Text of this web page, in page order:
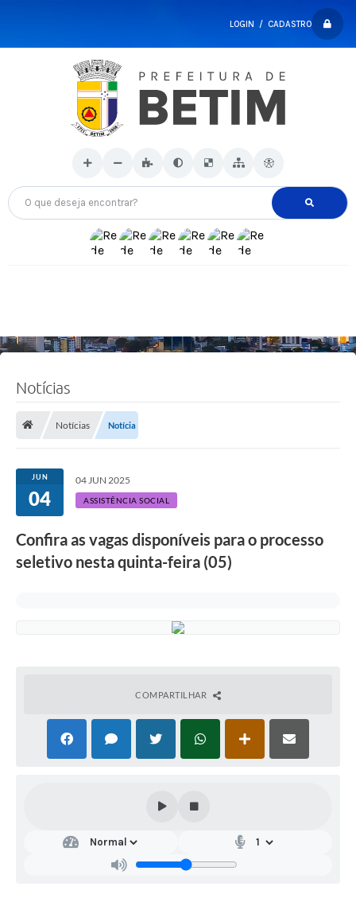
LOGIN / CADASTRO
O que deseja encontrar?
Notícias
Notícias Notícia
JUN
04
04 JUN 2025
ASSISTÊNCIA SOCIAL
Confira as vagas disponíveis para o processo
seletivo nesta quinta-feira (05)
COMPARTILHAR